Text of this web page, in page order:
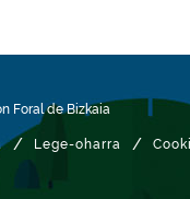
Foral de Bizkaia
/ Lege-oharra /